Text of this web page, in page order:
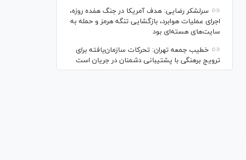
سرلشکر رضایی: هدف آمریکا در جنگ هفده روزه،
اجرای عملیات هوابرد، بازگشایی تنگه هرمز و حمله به
سایت‌های هسته‌ای بود
خطیب جمعه تهران: تحرکات سازمان‌یافته برای
ترویج برهنگی با پشتیبانی دشمنان در جریان است